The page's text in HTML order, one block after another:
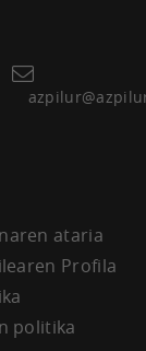
ataria
Profila
politika